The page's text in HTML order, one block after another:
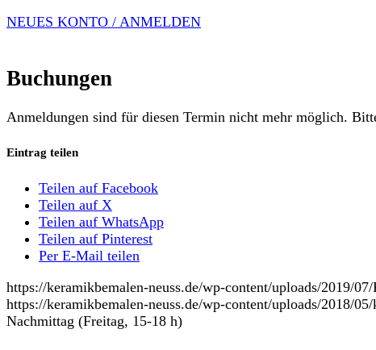
NEUES KONTO / ANMELDEN
Buchungen
Anmeldungen sind für diesen Termin nicht mehr möglich.
Eintrag teilen
Teilen auf Facebook
Teilen auf X
Teilen auf WhatsApp
Teilen auf Pinterest
Per E-Mail teilen
https://keramikbemalen-neuss.de/wp-content/uploads/2019/
https://keramikbemalen-neuss.de/wp-content/uploads/2018/
Nachmittag (Freitag, 15-18 h)